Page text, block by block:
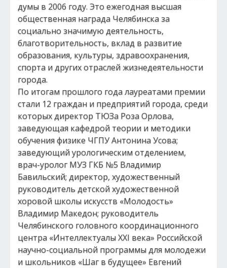
думы в 2006 году. Это ежегодная высшая
общественная награда Челябинска за
социально значимую деятельность,
благотворительность, вклад в развитие
образования, культуры, здравоохранения,
спорта и других отраслей жизнедеятельности
города.
По итогам прошлого года лауреатами премии
стали 12 граждан и предприятий города, среди
которых директор ТЮЗа Роза Орлова,
заведующая кафедрой теории и методики
обучения физике ЧГПУ Антонина Усова;
заведующий урологическим отделением,
врач-уролог МУЗ ГКБ №5 Владимир
Бавильский; директор, художественный
руководитель детской художественной
хоровой школы искусств «Молодость»
Владимир Македон; руководитель
Челябинского головного координационного
центра «Интеллектуалы XXI века» Российской
научно-социальной программы для молодежи
и школьников «Шаг в будущее» Евгений